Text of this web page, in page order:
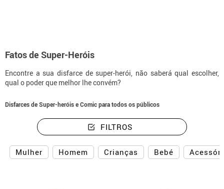
Fatos de Super-Heróis
Encontre a sua disfarce de super-herói, não saberá qual escolher,
qual o poder que melhor lhe convém?
Disfarces de Super-heróis e Comic para todos os públicos
FILTROS
Mulher Homem Crianças Bebé